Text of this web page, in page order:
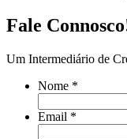
Fale
Um Intermediário de
Nome *
Email *